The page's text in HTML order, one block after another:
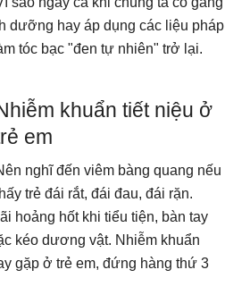
dưỡng hay áp dụng các liệu pháp
tóc bạc "đen tự nhiên" trở lại.
khuẩn tiết niệu ở
em
nghĩ đến viêm bàng quang nếu
trẻ đái rắt, đái đau, đái rặn.
hoảng hốt khi tiểu tiện, bàn tay
kéo dương vật. Nhiễm khuẩn
gặp ở trẻ em, đứng hàng thứ 3